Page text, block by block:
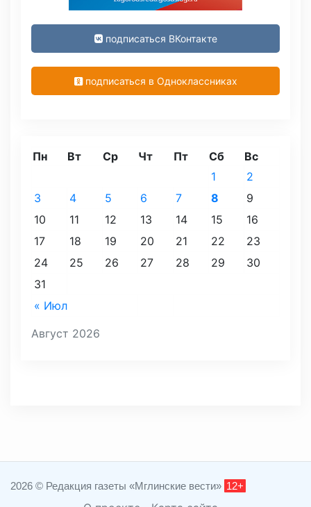
подписаться ВКонтакте
подписаться в Одноклассниках
Август 2026
Пн Вт Ср Чт Пт Сб Вс
« Июл
1
2
3
4 5 6 7 8
9
10
11 12 13 14 15
16
17
18 19 20 21 22
23
24
25 26 27 28 29
30
31
2026 © Редакция газеты «Мглинские вести» 12+